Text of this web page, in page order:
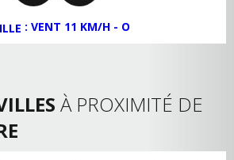
: VENT 11 KM/H - O
À PROXIMITÉ DE